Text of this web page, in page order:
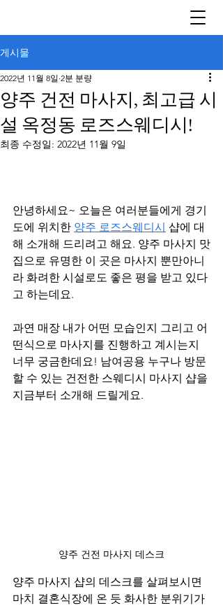
게시물
양주 건전 마사지, 최고급 시
설 옥정동 로즈스웨디시!
2022년 11월 8일 2분 분량
최종 수정일: 2022년 11월 9일
안녕하세요~ 오늘은 여러분들에게 경기
도에 위치한 양주 로즈스웨디시 샵에 대
해 소개해 드리려고 해요. 양주 마사지 맛
집으로 유명한 이 곳은 마사지 뿐만아니
라 화려한 시설로도 좋은 평을 받고 있다
고 하는데요.
과연 매장 내가 어떤 모습인지 그리고 어
떤식으로 마사지를 진행하고 계시는지
너무 궁금한데요! 남여공용 누구나 방문
할 수 있는 건전한 스웨디시 마사지 샵을
지금부터 소개해 드릴게요.
양주 건전 마사지 데스크
양주 마사지 샵의 데스크를 살펴보시면
마치 결혼식장에 온 듯 화사한 분위기가